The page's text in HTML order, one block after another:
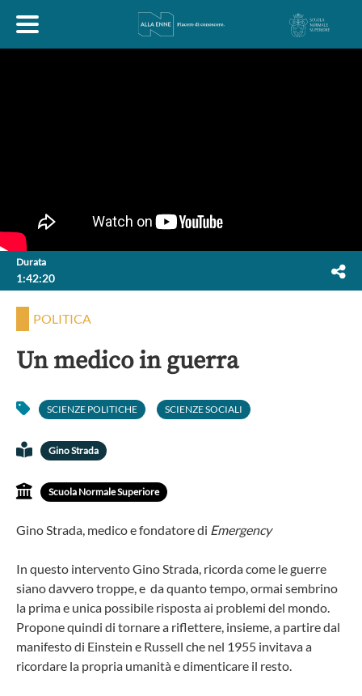
LETTERATURA
POLITICA
Durata
1:42:20
POLITICA
Un medico in guerra
SCIENZE POLITICHE SCIENZE SOCIALI
Gino Strada
Scuola Normale Superiore
Gino Strada, medico e fondatore di Emergency
In questo intervento Gino Strada, ricorda come le guerre
siano davvero troppe, e da quanto tempo, ormai sembrino
la prima e unica possibile risposta ai problemi del mondo.
Propone quindi di tornare a riflettere, insieme, a partire dal
manifesto di Einstein e Russell che nel 1955 invitava a
ricordare la propria umanità e dimenticare il resto.